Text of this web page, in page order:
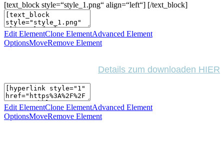
[text_block style=“style_1.png“ align=“left“] [/text_block]
Edit ElementClone ElementAdvanced Element
OptionsMoveRemove Element
Details zum downloaden HIER
Edit ElementClone ElementAdvanced Element
OptionsMoveRemove Element